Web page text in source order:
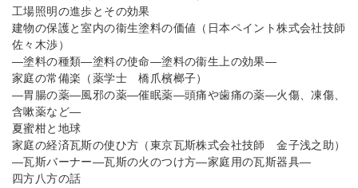
工場照明の進歩とその効果
建物の保護と室内の衞生塗料の価値（日本ペイント株式会社技師
佐々木渉）
―塗料の種類―塗料の使命―塗料の衞生上の効果―
家庭の常備楽（薬学士 橋爪檳榔子）
―胃腸の薬―風邪の薬―催眠薬―頭痛や歯痛の薬―火傷、凍傷、
含嗽薬など―
夏蜜柑と地球
家庭の経済瓦斯の使ひ方（東京瓦斯株式会社技師 金子浅之助）
―瓦斯バーナー―瓦斯の火のつけ方―家庭用の瓦斯器具―
四方八方の話